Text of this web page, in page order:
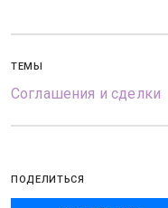
ТЕМЫ
Соглашения и сделки
ПОДЕЛИТЬСЯ